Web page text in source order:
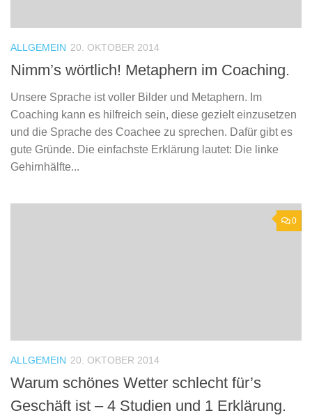
ALLGEMEIN 20. OKTOBER 2014
Nimm’s wörtlich! Metaphern im Coaching.
Unsere Sprache ist voller Bilder und Metaphern. Im
Coaching kann es hilfreich sein, diese gezielt einzusetzen
und die Sprache des Coachee zu sprechen. Dafür gibt es
gute Gründe. Die einfachste Erklärung lautet: Die linke
Gehirnhälfte...
0
ALLGEMEIN 20. OKTOBER 2014
Warum schönes Wetter schlecht für’s
Geschäft ist – 4 Studien und 1 Erklärung.